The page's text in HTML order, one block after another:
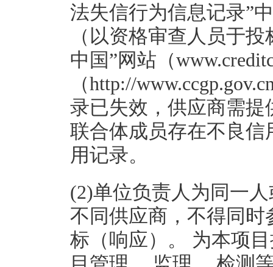
法失信行为信息记录”
（以资格审查人员于
中国”网站（
（http://
录已失效，供应商需
联合体成员存在不良
用记录。
(2)单位负责人为同一
不同供应商，不得同
标（响应）。 为本项